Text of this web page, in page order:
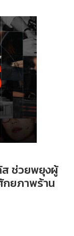
ช่วยพยุงผู้
กยภาพร้าน